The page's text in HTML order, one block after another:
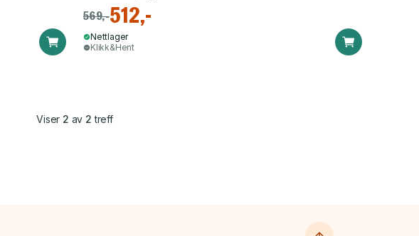
569,-512,-
Nettlager
Klikk&Hent
Viser 2 av 2 treff